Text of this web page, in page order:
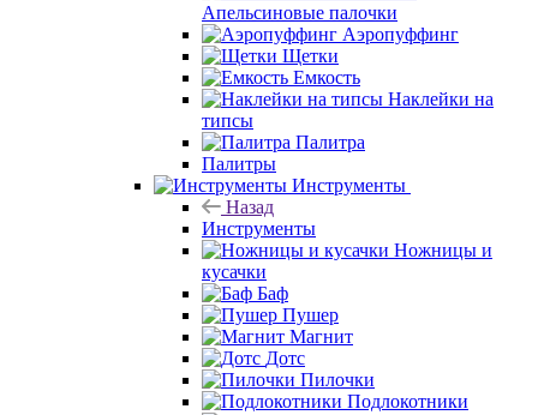
Апельсиновые палочки
Аэропуффинг
Щетки
Емкость
Наклейки на
типсы
Палитра
Палитры
Инструменты
Назад
Инструменты
Ножницы и
кусачки
Баф
Пушер
Магнит
Дотс
Пилочки
Подлокотники